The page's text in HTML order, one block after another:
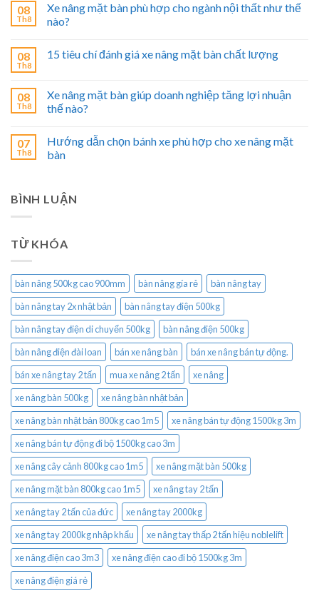
08
Th8
Xe nâng mặt bàn phù hợp cho ngành nội thất như thế
nào?
08
Th8
15 tiêu chí đánh giá xe nâng mặt bàn chất lượng
08
Th8
Xe nâng mặt bàn giúp doanh nghiệp tăng lợi nhuận
thế nào?
07
Th8
Hướng dẫn chọn bánh xe phù hợp cho xe nâng mặt
bàn
BÌNH LUẬN
TỪ KHÓA
bàn nâng 500kg cao 900mm bàn nâng gía rẻ
bàn nâng tay
bàn nâng tay 2x nhật bản
bàn nâng tay điện 500kg
bàn nâng tay điện di chuyển 500kg
bàn nâng điện 500kg
bàn nâng điện đài loan
bán xe nâng bàn
bán xe nâng bán tự động.
bán xe nâng tay 2 tấn
mua xe nâng 2 tấn
xe nâng
xe nâng bàn 500kg
xe nâng bàn nhật bản
xe nâng bàn nhật bản 800kg cao 1m5
xe nâng bán tự động 1500kg 3m
xe nâng bán tự động đi bộ 1500kg cao 3m
xe nâng cây cảnh 800kg cao 1m5
xe nâng mặt bàn 500kg
xe nâng mặt bàn 800kg cao 1m5
xe nâng tay 2 tấn
xe nâng tay 2 tấn của đức
xe nâng tay 2000kg
xe nâng tay 2000kg nhập khẩu
xe nâng tay thấp 2 tấn hiệu noblelift
xe nâng điện cao 3m3
xe nâng điện cao đi bộ 1500kg 3m
xe nâng điện giá rẻ